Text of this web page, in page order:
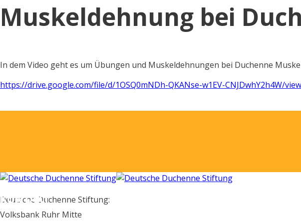
Muskeldehnung bei
In dem Video geht es um Übungen und Muskeldehnungen bei Duchenne
https://drive.google.com/file/d/1OSQ0mNDh-QKANse-w1EV-CNJDwhY2h4W/view
KONTAKT
Deutsche Duchenne Stiftung:
Volksbank Ruhr Mitte